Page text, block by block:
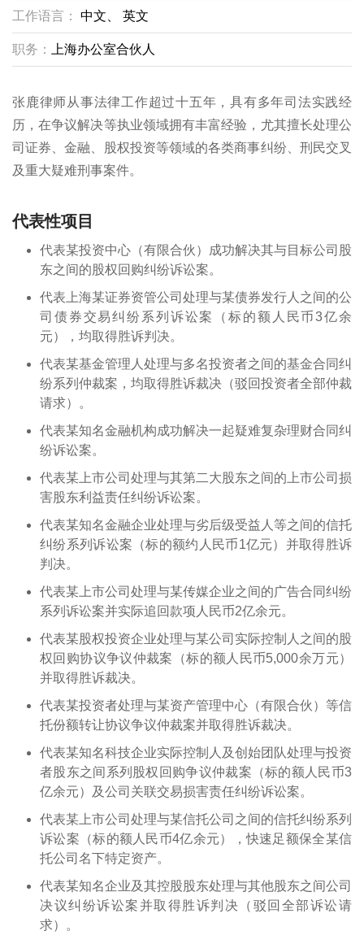
工作语言： 中文、 英文
职务： 上海办公室合伙人
张鹿律师从事法律工作超过十五年，具有多年司法实践经
历，在争议解决等执业领域拥有丰富经验，尤其擅长处理公
司证券、金融、股权投资等领域的各类商事纠纷、刑民交叉
及重大疑难刑事案件。
代表性项目
代表某投资中心（有限合伙）成功解决其与目标公司股
东之间的股权回购纠纷诉讼案。
代表上海某证券资管公司处理与某债券发行人之间的公
司债券交易纠纷系列诉讼案（标的额人民币3亿余
元），均取得胜诉判决。
代表某基金管理人处理与多名投资者之间的基金合同纠
纷系列仲裁案，均取得胜诉裁决（驳回投资者全部仲裁
请求）。
代表某知名金融机构成功解决一起疑难复杂理财合同纠
纷诉讼案。
代表某上市公司处理与其第二大股东之间的上市公司损
害股东利益责任纠纷诉讼案。
代表某知名金融企业处理与劣后级受益人等之间的信托
纠纷系列诉讼案（标的额约人民币1亿元）并取得胜诉
判决。
代表某上市公司处理与某传媒企业之间的广告合同纠纷
系列诉讼案并实际追回款项人民币2亿余元。
代表某股权投资企业处理与某公司实际控制人之间的股
权回购协议争议仲裁案（标的额人民币5,000余万元）
并取得胜诉裁决。
代表某投资者处理与某资产管理中心（有限合伙）等信
托份额转让协议争议仲裁案并取得胜诉裁决。
代表某知名科技企业实际控制人及创始团队处理与投资
者股东之间系列股权回购争议仲裁案（标的额人民币3
亿余元）及公司关联交易损害责任纠纷诉讼案。
代表某上市公司处理与某信托公司之间的信托纠纷系列
诉讼案（标的额人民币4亿余元），快速足额保全某信
托公司名下特定资产。
代表某知名企业及其控股股东处理与其他股东之间公司
决议纠纷诉讼案并取得胜诉判决（驳回全部诉讼请
求）。